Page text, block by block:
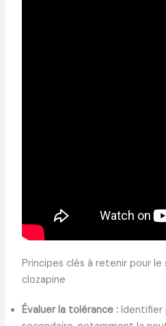
Principes clés à retenir pour
clozapine
Évaluer la tolérance :Identifier